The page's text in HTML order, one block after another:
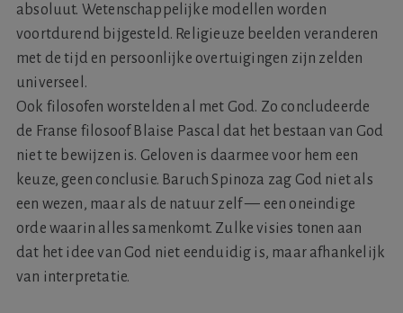
absoluut. Wetenschappelijke modellen worden
voortdurend bijgesteld. Religieuze beelden veranderen
met de tijd en persoonlijke overtuigingen zijn zelden
universeel.
Ook filosofen worstelden al met God. Zo concludeerde
de Franse filosoof Blaise Pascal dat het bestaan van God
niet te bewijzen is. Geloven is daarmee voor hem een
keuze, geen conclusie. Baruch Spinoza zag God niet als
een wezen, maar als de natuur zelf — een oneindige
orde waarin alles samenkomt. Zulke visies tonen aan
dat het idee van God niet eenduidig is, maar afhankelijk
van interpretatie.